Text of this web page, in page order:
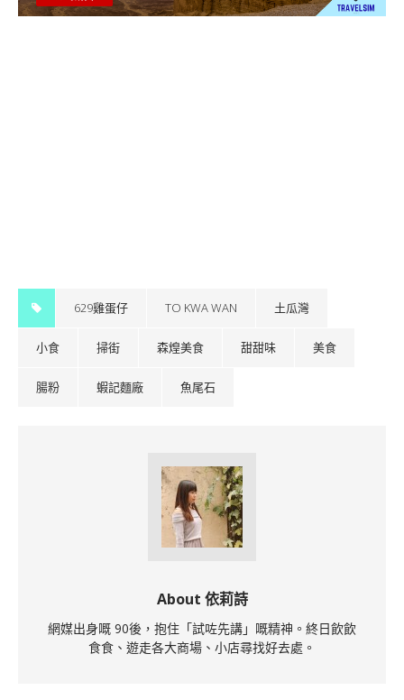
629雞蛋仔 TO KWA WAN 土瓜灣
小食 掃街 森煌美食 甜甜味 美食
腸粉 蝦記麵廠 魚尾石
About 依莉詩
網媒出身嘅 90後，抱住「試咗先講」嘅精神。終日飲飲
食食、遊走各大商場、小店尋找好去處。